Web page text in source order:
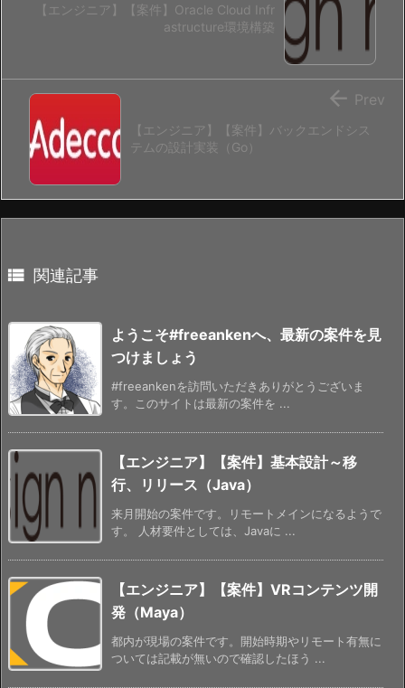
【エンジニア】【案件】Oracle Cloud Infr
astructure環境構築
【エンジニア】【案件】バックエンドシス
テムの設計実装（Go）
 Prev
 関連記事
ようこそ#freeankenへ、最新の案件を見
つけましょう
#freeankenを訪問いただきありがとうございま
す。このサイトは最新の案件を ...
【エンジニア】【案件】基本設計～移
行、リリース（Java）
来月開始の案件です。リモートメインになるようで
す。 人材要件としては、Javaに ...
【エンジニア】【案件】VRコンテンツ開
発（Maya）
都内が現場の案件です。開始時期やリモート有無に
ついては記載が無いので確認したほう ...